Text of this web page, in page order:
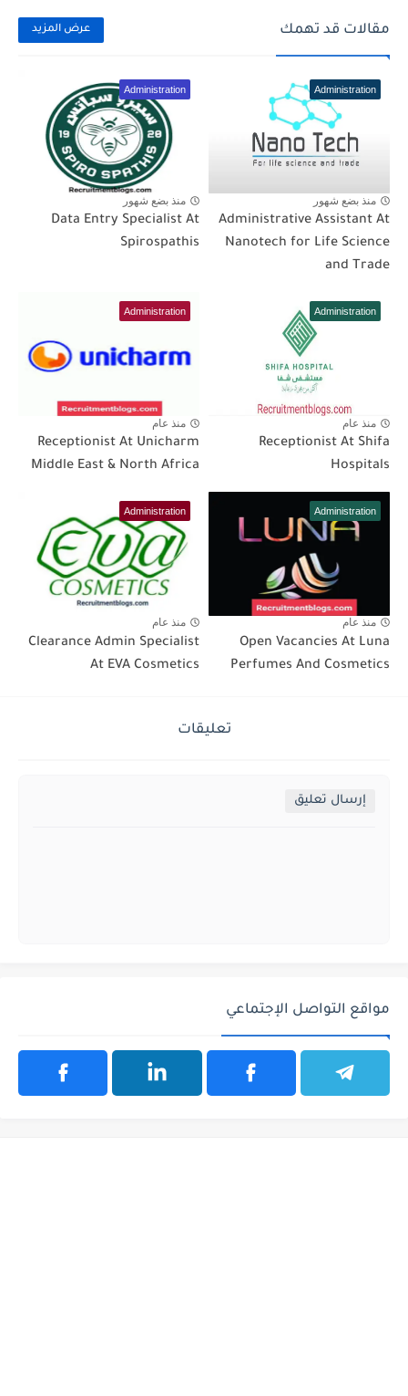
مقالات قد تهمك عرض المزيد
Administration
منذ بضع شهور
Administrative Assistant At
Nanotech for Life Science
and Trade
Administration
منذ بضع شهور
Data Entry Specialist At
Spirospathis
Administration
منذ عام
Receptionist At Shifa
Hospitals
Administration
منذ عام
Receptionist At Unicharm
Middle East & North Africa
Administration
منذ عام
Open Vacancies At Luna
Perfumes And Cosmetics
Administration
منذ عام
Clearance Admin Specialist
At EVA Cosmetics
تعليقات
إرسال تعليق
مواقع التواصل الإجتماعي